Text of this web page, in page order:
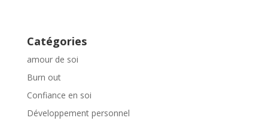
Catégories
amour de soi
Burn out
Confiance en soi
Développement personnel